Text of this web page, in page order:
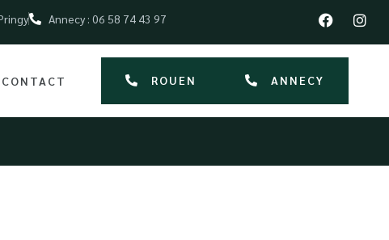
Annecy : 06 58 74 43 97
CONTACT ROUEN ANNECY